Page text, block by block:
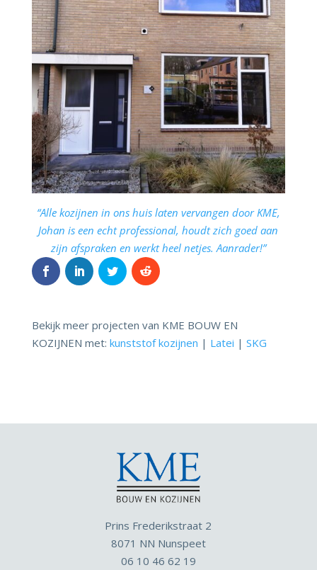
“Alle kozijnen in ons huis laten vervangen door KME,
Johan is een echt professional, houdt zich goed aan
zijn afspraken en werkt heel netjes. Aanrader!”
Bekijk meer projecten van KME BOUW EN
KOZIJNEN met: kunststof kozijnen | Latei | SKG
Prins Frederikstraat 2
8071 NN Nunspeet
06 10 46 62 19